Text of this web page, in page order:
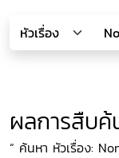
ผลการสืบค้
“ ค้นหา หัวเรื่อง: